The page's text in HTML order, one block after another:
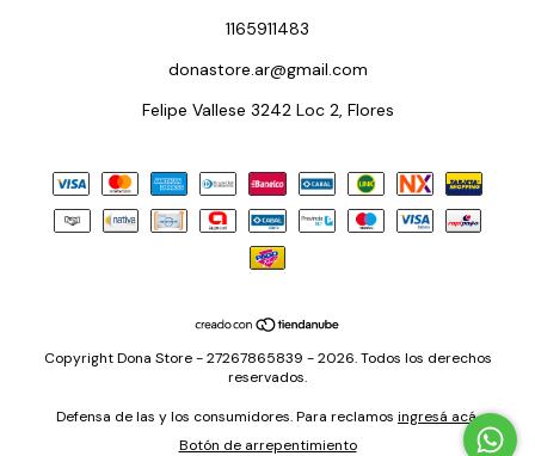
1165911483
donastore.ar@gmail.com
Felipe Vallese 3242 Loc 2, Flores
Copyright Dona Store - 27267865839 - 2026. Todos los derechos
reservados.
Defensa de las y los consumidores. Para reclamos ingresá acá.
Botón de arrepentimiento